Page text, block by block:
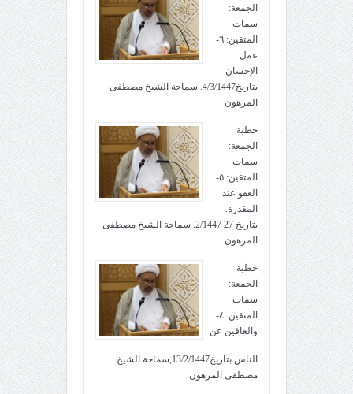
الجمعة:
سمات
المتقين: ٦-
عمل
الإحسان
بتاريخ4/3/1447. سماحة الشيخ مصطفى
المرهون
خطبة
الجمعة:
سمات
المتقين: ٥-
العفو عند
المقدرة.
بتاريخ 27 2/1447. سماحة الشيخ مصطفى
المرهون
خطبة
الجمعة:
سمات
المتقين: ٤-
والعافين عن
الناس.بتاريخ13/2/1447,سماحة الشيخ
مصطفى المرهون